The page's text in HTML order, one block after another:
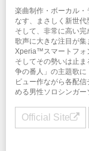
楽曲制作・ボーカル・
なす、まさしく新世代
そして、非常に高い
歌声に大きな注目が
Xperia™スマートフォ
そしてその勢いは止
争の番人」の主題歌
ビュー作ながら各配
める男性ソロシンガー
Official Site